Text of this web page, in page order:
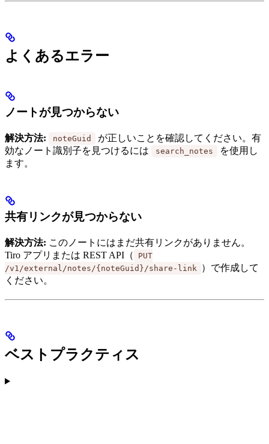
よくあるエラー
ノートが見つからない
解決方法: noteGuid
が正しいことを確認してください。有
効なノート識別子を見つけるには
search_notes
を使用し
ます。
共有リンクが見つからない
解決方法: このノートにはまだ共有リンクがありません。
Tiro アプリまたは REST API（
PUT
/v1/external/notes/{noteGuid}/share-link ）で作成して
ください。
ベストプラクティス